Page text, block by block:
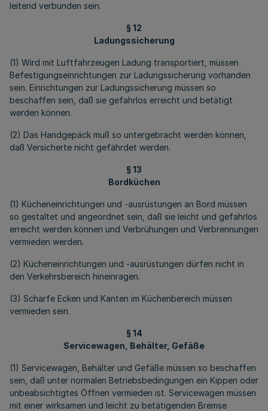
leitend verbunden sein.
§ 12
Ladungssicherung
(1) Wird mit Luftfahrzeugen Ladung transportiert, müssen
Befestigungseinrichtungen zur Ladungssicherung vorhanden
sein. Einrichtungen zur Ladungssicherung müssen so
beschaffen sein, daß sie gefahrlos erreicht und betätigt
werden können.
(2) Das Handgepäck muß so untergebracht werden können,
daß Versicherte nicht gefährdet werden.
§ 13
Bordküchen
(1) Kücheneinrichtungen und -ausrüstungen an Bord müssen
so gestaltet und angeordnet sein, daß sie leicht und gefahrlos
erreicht werden können und Verbrühungen und Verbrennungen
vermieden werden.
(2) Kücheneinrichtungen und -ausrüstungen dürfen nicht in
den Verkehrsbereich hineinragen.
(3) Scharfe Ecken und Kanten im Küchenbereich müssen
vermieden sein.
§ 14
Servicewagen, Behälter, Gefäße
(1) Servicewagen, Behälter und Gefäße müssen so beschaffen
sein, daß unter normalen Betriebsbedingungen ein Kippen oder
unbeabsichtigtes Öffnen vermieden ist. Servicewagen müssen
mit einer wirksamen und leicht zu betätigenden Bremse